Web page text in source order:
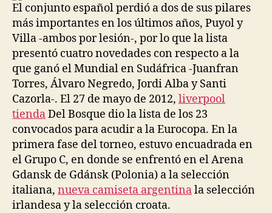
El conjunto español perdió a dos de sus pilares
más importantes en los últimos años, Puyol y
Villa -ambos por lesión-, por lo que la lista
presentó cuatro novedades con respecto a la
que ganó el Mundial en Sudáfrica -Juanfran
Torres, Álvaro Negredo, Jordi Alba y Santi
Cazorla-. El 27 de mayo de 2012, liverpool
tiendaDel Bosque dio la lista de los 23
convocados para acudir a la Eurocopa. En la
primera fase del torneo, estuvo encuadrada en
el Grupo C, en donde se enfrentó en el Arena
Gdansk de Gdánsk (Polonia) a la selección
italiana, nueva camiseta argentinala selección
irlandesa y la selección croata.